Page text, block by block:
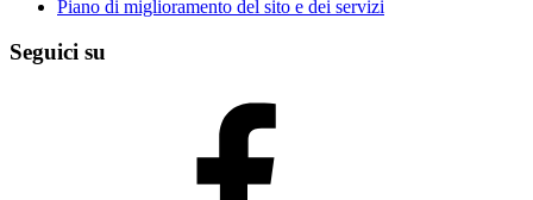
Piano di miglioramento del sito e dei servizi
Seguici su